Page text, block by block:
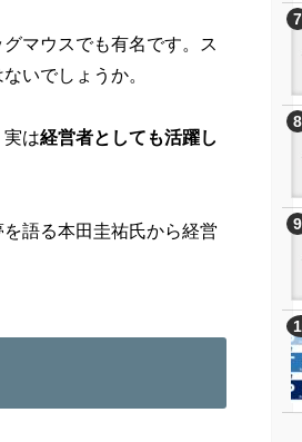
マウスでも有名です。ス
いでしょうか。
実は経営者としても活躍し
語る本田圭祐氏から経営